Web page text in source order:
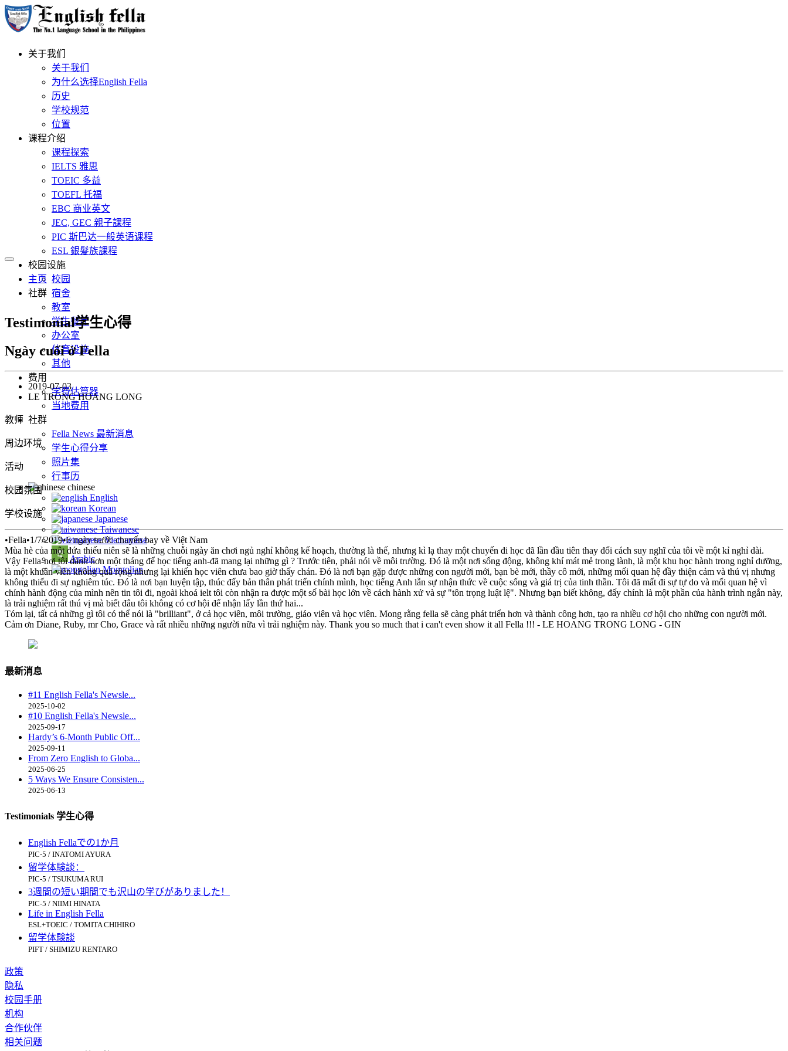
关于我们
关于我们
为什么选择English Fella
历史
学校规范
位置
课程介绍
课程探索
IELTS 雅思
TOEIC 多益
TOEFL 托福
EBC 商业英文
JEC, GEC 親子課程
PIC 斯巴达一般英语课程
ESL 銀髮族課程
校园设施
校园
宿舍
教室
学生餐厅
办公室
体育设施
其他
费用
学费估算器
当地费用
社群
Fella News 最新消息
学生心得分享
照片集
行事历
chinese
English
Korean
Japanese
Taiwanese
Vietnamese
Arabic
Mongolian
主页
社群
Testimonial学生心得
Ngày cuối ở Fella
2019-07-03
LE TRONG HOANG LONG
教师
周边环境
活动
校园氛围
学校设施
•Fella•1/7/2019•6 ngày trước chuyến bay về Việt Nam
Mùa hè của một đứa thiếu niên sẽ là những chuỗi ngày ăn chơi ngủ nghỉ không kế hoạch, thường là thế, nhưng kì lạ thay một chuyến đi học đã lần đầu tiên thay đổi cách suy nghĩ của tôi về một kỉ nghỉ dài.
Vậy Fella-nơi tôi dành hơn một tháng để học tiếng anh-đã mang lại những gì ? Trước tiên, phải nói về môi trường. Đó là một nơi sống động, không khí mát mẻ trong lành, là một khu học hành trong nghỉ dưỡng,
là một khuân viên không quá rộng nhưng lại khiến học viên chưa bao giờ thấy chán. Đó là nơi bạn gặp được những con người mới, bạn bè mới, thầy cô mới, những mối quan hệ đầy thiện cảm và thú vị nhưng
không thiếu đi sự nghiêm túc. Đó là nơi bạn luyện tập, thúc đẩy bản thân phát triển chính mình, học tiếng Anh lẫn sự nhận thức về cuộc sống và giá trị của tinh thần. Tôi đã mất đi sự tự do và mối quan hệ vì
chính hành động của mình nên tin tôi đi, ngoài khoá ielt tôi còn nhận ra được một số bài học lớn về cách hành xử và sự "tôn trọng luật lệ". Nhưng bạn biết không, đấy chính là một phần của hành trình ngắn này,
là trải nghiệm rất thú vị mà biết đâu tôi không có cơ hội để nhận lấy lần thứ hai...
Tóm lại, tất cả những gì tôi có thể nói là "brilliant", ở cả học viên, môi trường, giáo viên và học viên. Mong rằng fella sẽ càng phát triển hơn và thành công hơn, tạo ra nhiều cơ hội cho những con người mới.
Cảm ơn Diane, Ruby, mr Cho, Grace và rất nhiều những người nữa vì trải nghiệm này. Thank you so much that i can't even show it all Fella !!! - LE HOANG TRONG LONG - GIN
最新消息
#11 English Fella's Newsle...
2025-10-02
#10 English Fella's Newsle...
2025-09-17
Hardy’s 6-Month Public Off...
2025-09-11
From Zero English to Globa...
2025-06-25
5 Ways We Ensure Consisten...
2025-06-13
Testimonials 学生心得
English Fellaでの1か月
PIC-5 / INATOMI AYURA
留学体験談：
PIC-5 / TSUKUMA RUI
3週間の短い期間でも沢山の学びがありました！
PIC-5 / NIIMI HINATA
Life in English Fella
ESL+TOEIC / TOMITA CHIHIRO
留学体験談
PIFT / SHIMIZU RENTARO
政策
隐私
校园手册
机构
合作伙伴
相关问题